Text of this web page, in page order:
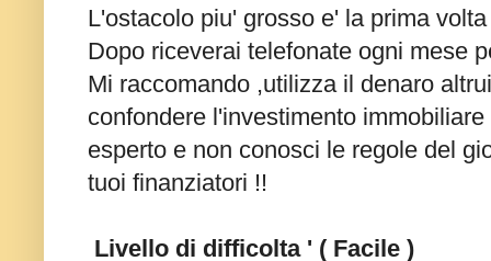
L'ostacolo piu' grosso e' la prima
Dopo riceverai telefonate ogni mese
Mi raccomando ,utilizza il denaro
confondere l'investimento
esperto e non conosci le regole del
tuoi finanziatori !!
Livello di difficolta ' ( Facile )